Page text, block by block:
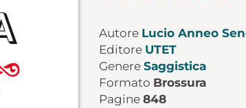
Autore Lucio Anneo
Editore UTET
Genere Saggistica
Formato Brossura
Pagine 848